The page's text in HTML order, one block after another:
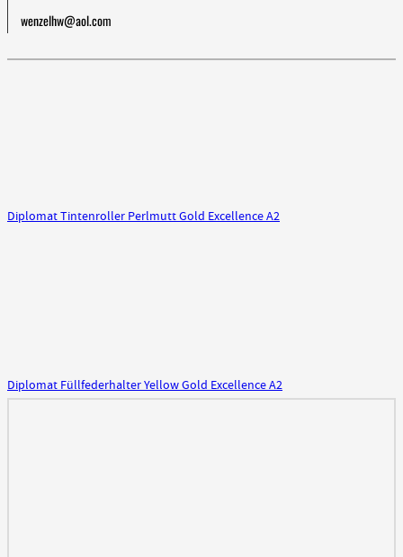
wenzelhw@aol.com
Diplomat Tintenroller Perlmutt Gold Excellence A2
Diplomat Füllfederhalter Yellow Gold Excellence A2